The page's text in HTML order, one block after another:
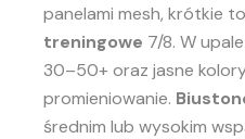
panelami mesh, krótkie
treningowe 7/8. W
30–50+ oraz jasne
promieniowanie.
średnim lub wysokim